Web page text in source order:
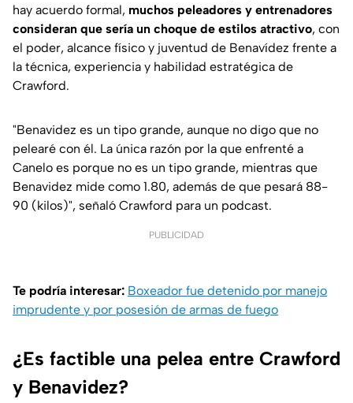
hay acuerdo formal, muchos peleadores y entrenadores
consideran que sería un choque de estilos atractivo, con
el poder, alcance físico y juventud de Benavídez frente a
la técnica, experiencia y habilidad estratégica de
Crawford.
"Benavidez es un tipo grande, aunque no digo que no
pelearé con él. La única razón por la que enfrenté a
Canelo es porque no es un tipo grande, mientras que
Benavidez mide como 1.80, además de que pesará 88-
90 (kilos)", señaló Crawford para un podcast.
PUBLICIDAD
Te podría interesar: Boxeador fue detenido por manejo
imprudente y por posesión de armas de fuego
¿Es factible una pelea entre Crawford
y Benavidez?